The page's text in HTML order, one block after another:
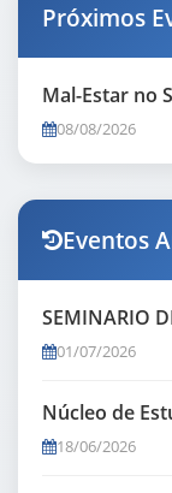
Próximos
Mal-Estar no
08/08/2026
Eventos
SEMINARIO
01/07/2026
Núcleo de
18/06/2026